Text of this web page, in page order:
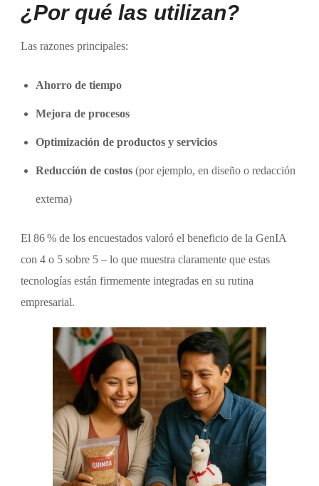
¿Por qué las utilizan?
Las razones principales:
Ahorro de tiempo
Mejora de procesos
Optimización de productos y servicios
Reducción de costos(por ejemplo, en diseño o redacción
externa)
El 86 % de los encuestados valoró el beneficio de la GenIA
con 4 o 5 sobre 5 – lo que muestra claramente que estas
tecnologías están firmemente integradas en su rutina
empresarial.